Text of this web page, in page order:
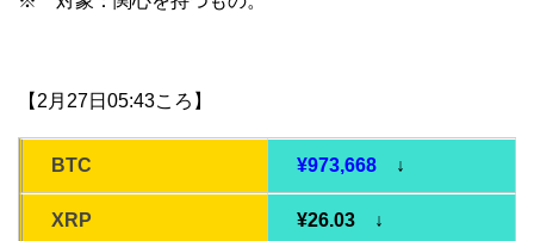
【2月27日05:43ころ】
BTC ¥973,668 ↓
XRP ¥26.03 ↓